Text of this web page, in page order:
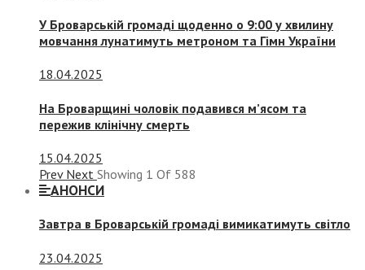
У Броварській громаді щоденно о 9:00 у хвилину
мовчання лунатимуть метроном та Гімн України
18.04.2025
На Броварщині чоловік подавився м’ясом та
пережив клінічну смерть
15.04.2025
Prev Next Showing 1 Of 588
АНОНСИ
Завтра в Броварській громаді вимикатимуть світло
23.04.2025